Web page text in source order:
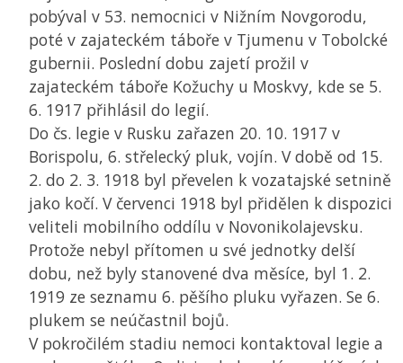
pobýval v 53. nemocnici v Nižním Novgorodu,
poté v zajateckém táboře v Tjumenu v Tobolcké
gubernii. Poslední dobu zajetí prožil v
zajateckém táboře Kožuchy u Moskvy, kde se 5.
6. 1917 přihlásil do legií.
Do čs. legie v Rusku zařazen 20. 10. 1917 v
Borispolu, 6. střelecký pluk, vojín. V době od 15.
2. do 2. 3. 1918 byl převelen k vozatajské setnině
jako kočí. V červenci 1918 byl přidělen k dispozici
veliteli mobilního oddílu v Novonikolajevsku.
Protože nebyl přítomen u své jednotky delší
dobu, než byly stanovené dva měsíce, byl 1. 2.
1919 ze seznamu 6. pěšího pluku vyřazen. Se 6.
plukem se neúčastnil bojů.
V pokročilém stadiu nemoci kontaktoval legie a